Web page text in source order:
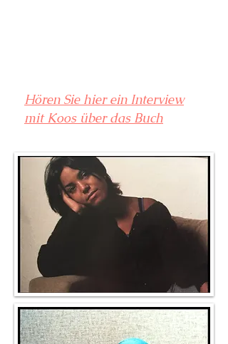
Hören Sie hier ein Interview
mit Koos über das Buch